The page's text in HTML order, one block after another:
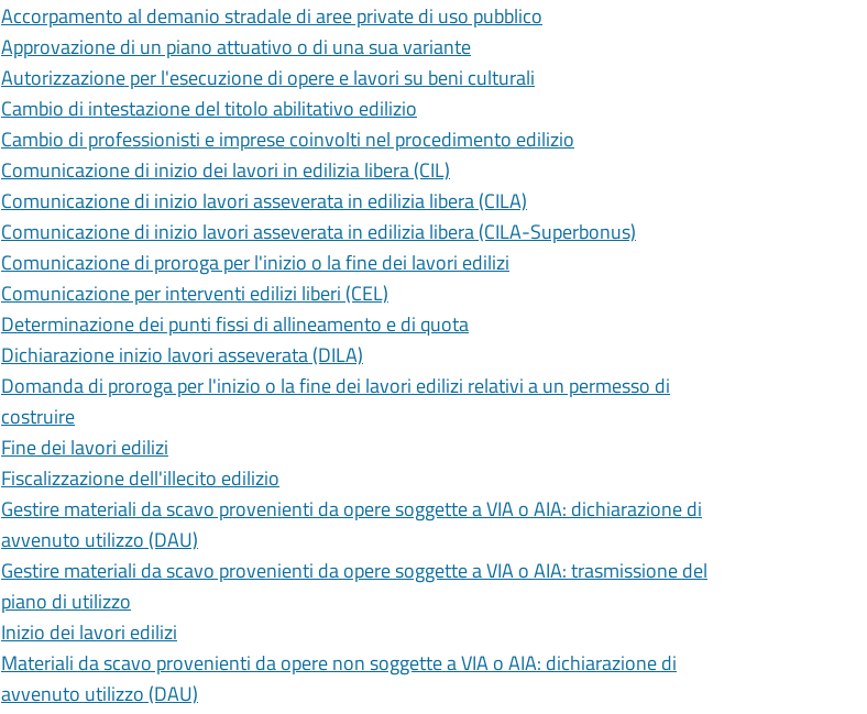
Accorpamento al demanio stradale di aree private di uso pubblico
Approvazione di un piano attuativo o di una sua variante
Autorizzazione per l'esecuzione di opere e lavori su beni culturali
Cambio di intestazione del titolo abilitativo edilizio
Cambio di professionisti e imprese coinvolti nel procedimento edilizio
Comunicazione di inizio dei lavori in edilizia libera (CIL)
Comunicazione di inizio lavori asseverata in edilizia libera (CILA)
Comunicazione di inizio lavori asseverata in edilizia libera (CILA-Superbonus)
Comunicazione di proroga per l'inizio o la fine dei lavori edilizi
Comunicazione per interventi edilizi liberi (CEL)
Determinazione dei punti fissi di allineamento e di quota
Dichiarazione inizio lavori asseverata (DILA)
Domanda di proroga per l'inizio o la fine dei lavori edilizi relativi a un permesso di
costruire
Fine dei lavori edilizi
Fiscalizzazione dell'illecito edilizio
Gestire materiali da scavo provenienti da opere soggette a VIA o AIA: dichiarazione di
avvenuto utilizzo (DAU)
Gestire materiali da scavo provenienti da opere soggette a VIA o AIA: trasmissione del
piano di utilizzo
Inizio dei lavori edilizi
Materiali da scavo provenienti da opere non soggette a VIA o AIA: dichiarazione di
avvenuto utilizzo (DAU)